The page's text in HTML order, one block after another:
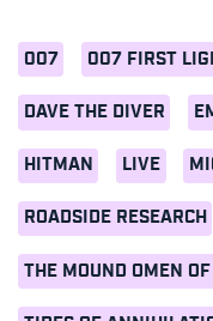
007 007 FIRST
DAVE THE DIVER
HITMAN LIVE
ROADSIDE RESEARCH
THE MOUND OMEN OF